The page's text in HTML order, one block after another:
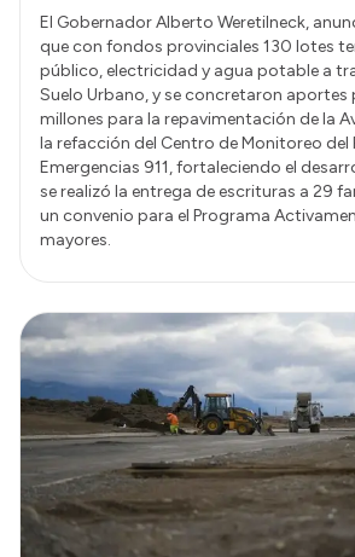
El Gobernador Alberto Weretilneck,
que con fondos provinciales 130 lotes
público, electricidad y agua potable a
Suelo Urbano, y se concretaron
millones para la repavimentación de la
la refacción del Centro de Monitoreo del
Emergencias 911, fortaleciendo el
se realizó la entrega de escrituras a 29
un convenio para el Programa
mayores.